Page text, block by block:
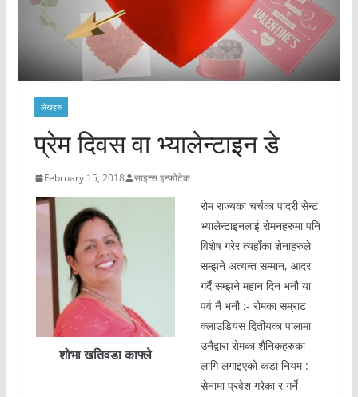
लेखहरु
प्रेम दिवस वा भ्यालेन्टाइन डे
February 15, 2018 साइन्स इन्फोटेक
शोभा खतिवडा काफ्ले
रोम राज्यका चर्चका पादरी सेन्ट
भ्यालेन्टाइनलाई रोमनहरुमा पनि
विशेष गरेर त्यहाँका शेनाहरुले
सम्झने अत्यन्त सम्मान, आदर
गर्दै सम्झने महान दिन भनौ या
पर्व नै भनौ :- रोमका सम्राट
क्लाउडियस द्वितीयका पालामा
उनैद्वारा रोमका शैनिकहरुका
लागि लगाइएको कडा नियम :-
सेनामा प्रवेश गरेका र गर्ने